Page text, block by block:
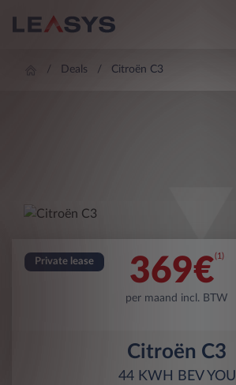
Deals Citroën C3
Private lease 369€(1)
per maand incl. BTW
Citroën C3
44 KWH BEV YOU